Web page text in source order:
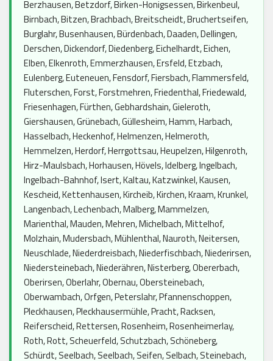
Berzhausen, Betzdorf, Birken-Honigsessen, Birkenbeul,
Birnbach, Bitzen, Brachbach, Breitscheidt, Bruchertseifen,
Burglahr, Busenhausen, Bürdenbach, Daaden, Dellingen,
Derschen, Dickendorf, Diedenberg, Eichelhardt, Eichen,
Elben, Elkenroth, Emmerzhausen, Ersfeld, Etzbach,
Eulenberg, Euteneuen, Fensdorf, Fiersbach, Flammersfeld,
Fluterschen, Forst, Forstmehren, Friedenthal, Friedewald,
Friesenhagen, Fürthen, Gebhardshain, Gieleroth,
Giershausen, Grünebach, Güllesheim, Hamm, Harbach,
Hasselbach, Heckenhof, Helmenzen, Helmeroth,
Hemmelzen, Herdorf, Herrgottsau, Heupelzen, Hilgenroth,
Hirz-Maulsbach, Horhausen, Hövels, Idelberg, Ingelbach,
Ingelbach-Bahnhof, Isert, Kaltau, Katzwinkel, Kausen,
Kescheid, Kettenhausen, Kircheib, Kirchen, Kraam, Krunkel,
Langenbach, Lechenbach, Malberg, Mammelzen,
Marienthal, Mauden, Mehren, Michelbach, Mittelhof,
Molzhain, Mudersbach, Mühlenthal, Nauroth, Neitersen,
Neuschlade, Niederdreisbach, Niederfischbach, Niederirsen,
Niedersteinebach, Niederähren, Nisterberg, Obererbach,
Oberirsen, Oberlahr, Obernau, Obersteinebach,
Oberwambach, Orfgen, Peterslahr, Pfannenschoppen,
Pleckhausen, Pleckhausermühle, Pracht, Racksen,
Reiferscheid, Rettersen, Rosenheim, Rosenheimerlay,
Roth, Rott, Scheuerfeld, Schutzbach, Schöneberg,
Schürdt, Seelbach, Seelbach, Seifen, Selbach, Steinebach,